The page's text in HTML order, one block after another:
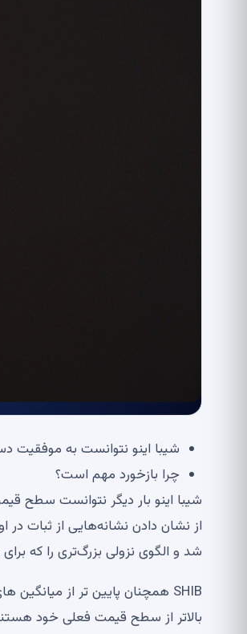
شیبا اینو نتوانست به موفقیت
چرا بازخورد مهم است؟
از نشان دادن نشانه‌هایی از ثبات
شد و الگوی نزولی بزرگ‌تری را که